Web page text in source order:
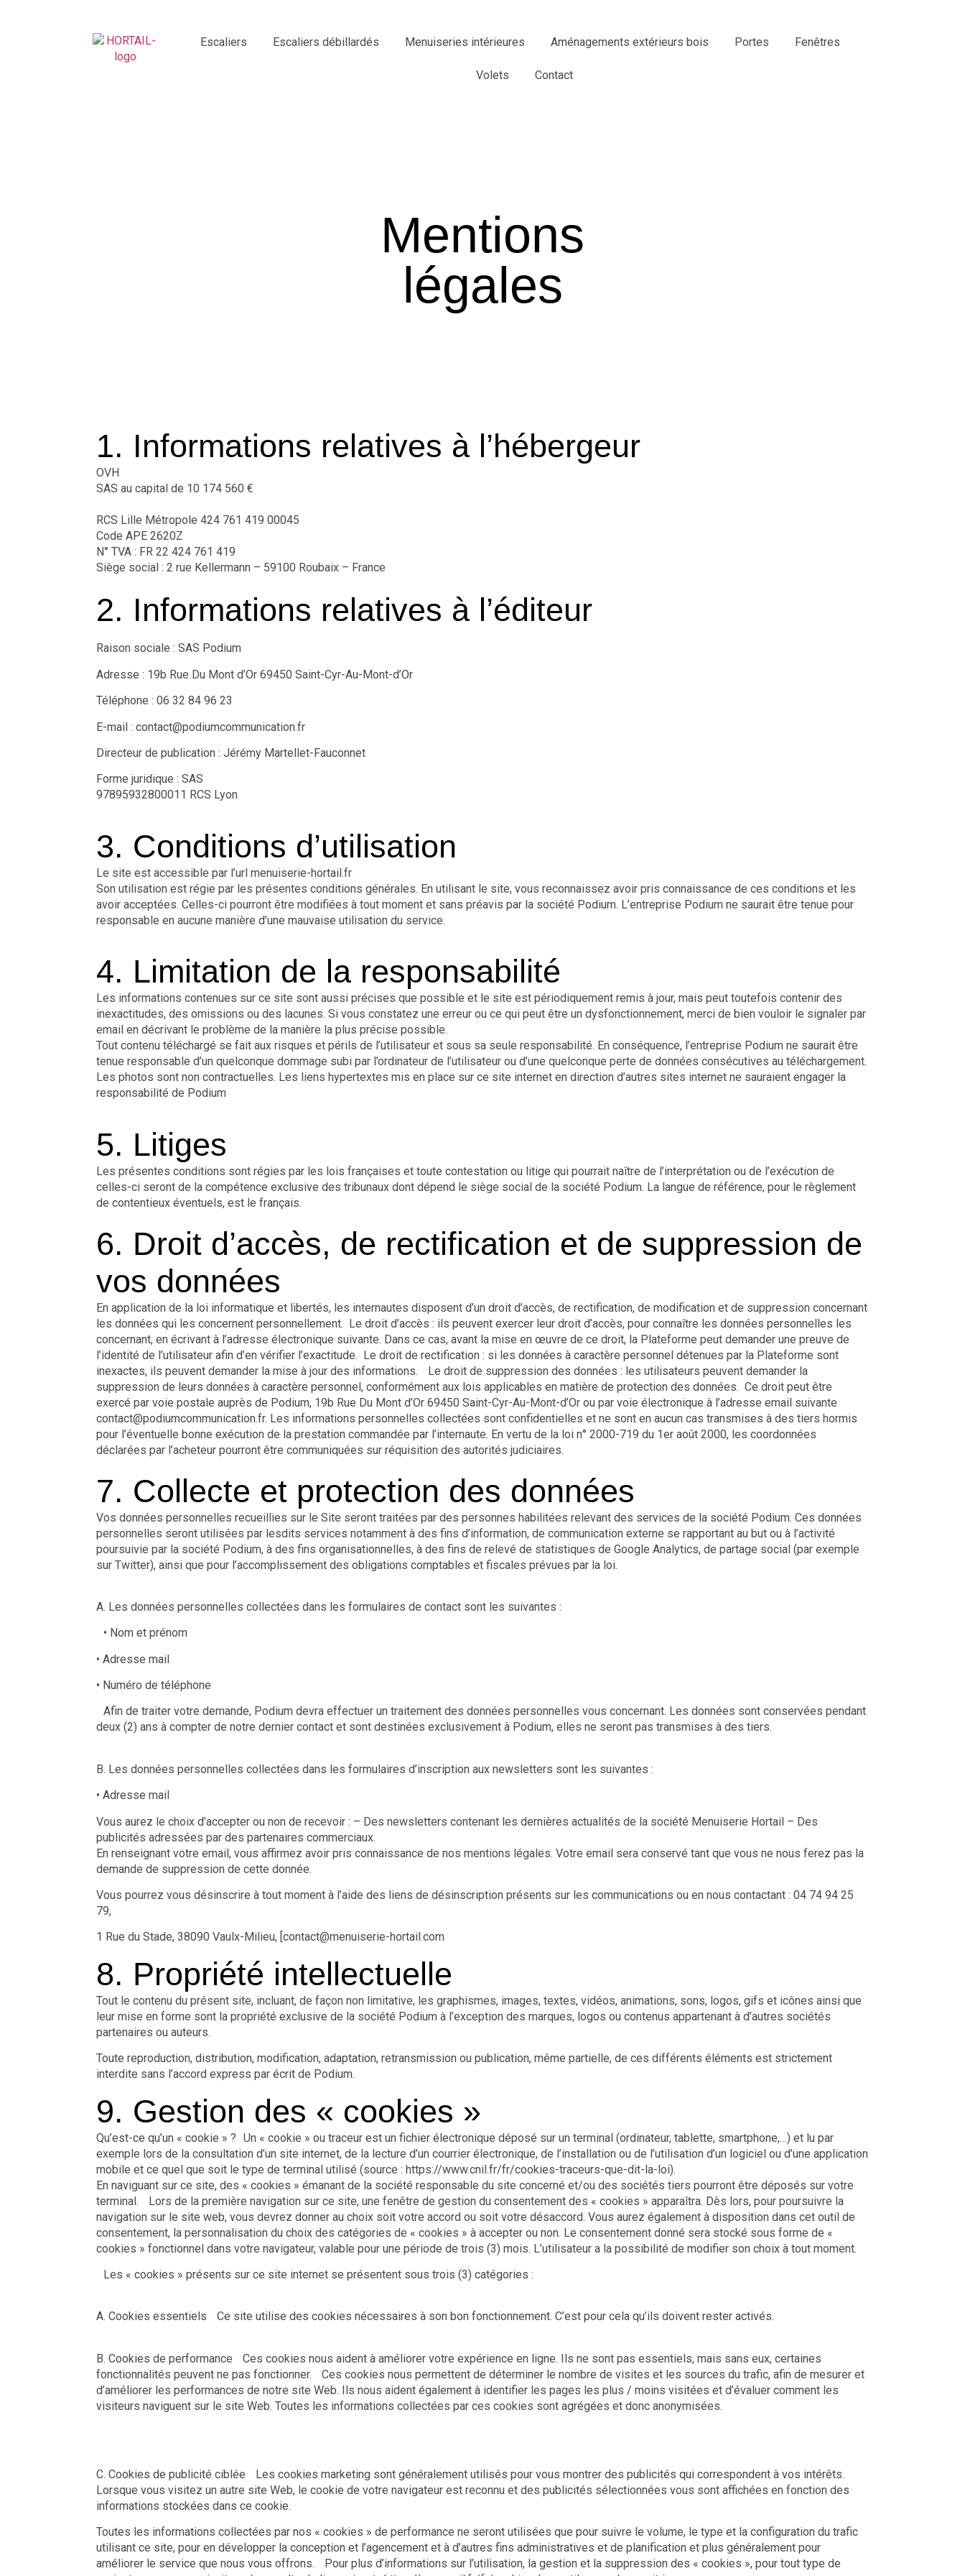
Escaliers Escaliers débillardés Menuiseries intérieures Aménagements extérieurs bois Portes Fenêtres
Volets Contact
Mentions
légales
1. Informations relatives à l’hébergeur
OVH
SAS au capital de 10 174 560 €
RCS Lille Métropole 424 761 419 00045
Code APE 2620Z
N° TVA : FR 22 424 761 419
Siège social : 2 rue Kellermann – 59100 Roubaix – France
2. Informations relatives à l’éditeur
Raison sociale : SAS Podium
Adresse : 19b Rue Du Mont d’Or 69450 Saint-Cyr-Au-Mont-d’Or
Téléphone : 06 32 84 96 23
E-mail : contact@podiumcommunication.fr
Directeur de publication : Jérémy Martellet-Fauconnet
Forme juridique : SAS
97895932800011 RCS Lyon
3. Conditions d’utilisation
Le site est accessible par l’url menuiserie-hortail.fr
Son utilisation est régie par les présentes conditions générales. En utilisant le site, vous reconnaissez avoir pris connaissance de ces conditions et les
avoir acceptées. Celles-ci pourront être modifiées à tout moment et sans préavis par la société Podium. L’entreprise Podium ne saurait être tenue pour
responsable en aucune manière d’une mauvaise utilisation du service.
4. Limitation de la responsabilité​
Les informations contenues sur ce site sont aussi précises que possible et le site est périodiquement remis à jour, mais peut toutefois contenir des
inexactitudes, des omissions ou des lacunes. Si vous constatez une erreur ou ce qui peut être un dysfonctionnement, merci de bien vouloir le signaler par
email en décrivant le problème de la manière la plus précise possible.
Tout contenu téléchargé se fait aux risques et périls de l’utilisateur et sous sa seule responsabilité. En conséquence, l’entreprise Podium ne saurait être
tenue responsable d’un quelconque dommage subi par l’ordinateur de l’utilisateur ou d’une quelconque perte de données consécutives au téléchargement.
Les photos sont non contractuelles. Les liens hypertextes mis en place sur ce site internet en direction d’autres sites internet ne sauraient engager la
responsabilité de Podium
5. Litiges
Les présentes conditions sont régies par les lois françaises et toute contestation ou litige qui pourrait naître de l’interprétation ou de l’exécution de
celles-ci seront de la compétence exclusive des tribunaux dont dépend le siège social de la société Podium. La langue de référence, pour le règlement
de contentieux éventuels, est le français.
6. Droit d’accès, de rectification et de suppression de
vos données
En application de la loi informatique et libertés, les internautes disposent d’un droit d’accès, de rectification, de modification et de suppression concernant
les données qui les concernent personnellement. Le droit d’accès : ils peuvent exercer leur droit d’accès, pour connaître les données personnelles les
concernant, en écrivant à l’adresse électronique suivante. Dans ce cas, avant la mise en œuvre de ce droit, la Plateforme peut demander une preuve de
l’identité de l’utilisateur afin d’en vérifier l’exactitude. Le droit de rectification : si les données à caractère personnel détenues par la Plateforme sont
inexactes, ils peuvent demander la mise à jour des informations. Le droit de suppression des données : les utilisateurs peuvent demander la
suppression de leurs données à caractère personnel, conformément aux lois applicables en matière de protection des données. Ce droit peut être
exercé par voie postale auprès de Podium, 19b Rue Du Mont d’Or 69450 Saint-Cyr-Au-Mont-d’Or ou par voie électronique à l’adresse email suivante
contact@podiumcommunication.fr. Les informations personnelles collectées sont confidentielles et ne sont en aucun cas transmises à des tiers hormis
pour l’éventuelle bonne exécution de la prestation commandée par l’internaute. En vertu de la loi n° 2000-719 du 1er août 2000, les coordonnées
déclarées par l’acheteur pourront être communiquées sur réquisition des autorités judiciaires.
7. Collecte et protection des données
Vos données personnelles recueillies sur le Site seront traitées par des personnes habilitées relevant des services de la société Podium. Ces données
personnelles seront utilisées par lesdits services notamment à des fins d’information, de communication externe se rapportant au but ou à l’activité
poursuivie par la société Podium, à des fins organisationnelles, à des fins de relevé de statistiques de Google Analytics, de partage social (par exemple
sur Twitter), ainsi que pour l’accomplissement des obligations comptables et fiscales prévues par la loi.
A. Les données personnelles collectées dans les formulaires de contact sont les suivantes :
• Nom et prénom
• Adresse mail
• Numéro de téléphone
Afin de traiter votre demande, Podium devra effectuer un traitement des données personnelles vous concernant. Les données sont conservées pendant
deux (2) ans à compter de notre dernier contact et sont destinées exclusivement à Podium, elles ne seront pas transmises à des tiers.
B. Les données personnelles collectées dans les formulaires d’inscription aux newsletters sont les suivantes :
• Adresse mail
Vous aurez le choix d’accepter ou non de recevoir : – Des newsletters contenant les dernières actualités de la société Menuiserie Hortail – Des
publicités adressées par des partenaires commerciaux.
En renseignant votre email, vous affirmez avoir pris connaissance de nos mentions légales. Votre email sera conservé tant que vous ne nous ferez pas la
demande de suppression de cette donnée.
Vous pourrez vous désinscrire à tout moment à l’aide des liens de désinscription présents sur les communications ou en nous contactant : 04 74 94 25
79,
1 Rue du Stade, 38090 Vaulx-Milieu, [contact@menuiserie-hortail.com
8. Propriété intellectuelle
Tout le contenu du présent site, incluant, de façon non limitative, les graphismes, images, textes, vidéos, animations, sons, logos, gifs et icônes ainsi que
leur mise en forme sont la propriété exclusive de la société Podium à l’exception des marques, logos ou contenus appartenant à d’autres sociétés
partenaires ou auteurs.
Toute reproduction, distribution, modification, adaptation, retransmission ou publication, même partielle, de ces différents éléments est strictement
interdite sans l’accord express par écrit de Podium.
9. Gestion des « cookies »
Qu’est-ce qu’un « cookie » ? Un « cookie » ou traceur est un fichier électronique déposé sur un terminal (ordinateur, tablette, smartphone,…) et lu par
exemple lors de la consultation d’un site internet, de la lecture d’un courrier électronique, de l’installation ou de l’utilisation d’un logiciel ou d’une application
mobile et ce quel que soit le type de terminal utilisé (source : https://www.cnil.fr/fr/cookies-traceurs-que-dit-la-loi).
En naviguant sur ce site, des « cookies » émanant de la société responsable du site concerné et/ou des sociétés tiers pourront être déposés sur votre
terminal. Lors de la première navigation sur ce site, une fenêtre de gestion du consentement des « cookies » apparaîtra. Dès lors, pour poursuivre la
navigation sur le site web, vous devrez donner au choix soit votre accord ou soit votre désaccord. Vous aurez également à disposition dans cet outil de
consentement, la personnalisation du choix des catégories de « cookies » à accepter ou non. Le consentement donné sera stocké sous forme de «
cookies » fonctionnel dans votre navigateur, valable pour une période de trois (3) mois. L’utilisateur a la possibilité de modifier son choix à tout moment.
Les « cookies » présents sur ce site internet se présentent sous trois (3) catégories :
A. Cookies essentiels Ce site utilise des cookies nécessaires à son bon fonctionnement. C’est pour cela qu’ils doivent rester activés.
B. Cookies de performance Ces cookies nous aident à améliorer votre expérience en ligne. Ils ne sont pas essentiels, mais sans eux, certaines
fonctionnalités peuvent ne pas fonctionner. Ces cookies nous permettent de déterminer le nombre de visites et les sources du trafic, afin de mesurer et
d’améliorer les performances de notre site Web. Ils nous aident également à identifier les pages les plus / moins visitées et d’évaluer comment les
visiteurs naviguent sur le site Web. Toutes les informations collectées par ces cookies sont agrégées et donc anonymisées.
C. Cookies de publicité ciblée Les cookies marketing sont généralement utilisés pour vous montrer des publicités qui correspondent à vos intérêts.
Lorsque vous visitez un autre site Web, le cookie de votre navigateur est reconnu et des publicités sélectionnées vous sont affichées en fonction des
informations stockées dans ce cookie.
Toutes les informations collectées par nos « cookies » de performance ne seront utilisées que pour suivre le volume, le type et la configuration du trafic
utilisant ce site, pour en développer la conception et l’agencement et à d’autres fins administratives et de planification et plus généralement pour
améliorer le service que nous vous offrons. Pour plus d’informations sur l’utilisation, la gestion et la suppression des « cookies », pour tout type de